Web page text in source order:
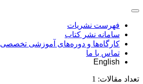
فهرست نشریات
سامانه نشر کتاب
کارگاه‌ها و دوره‌های آموزشی تخصصی
تماس با ما
English
تعداد مقالات: 1